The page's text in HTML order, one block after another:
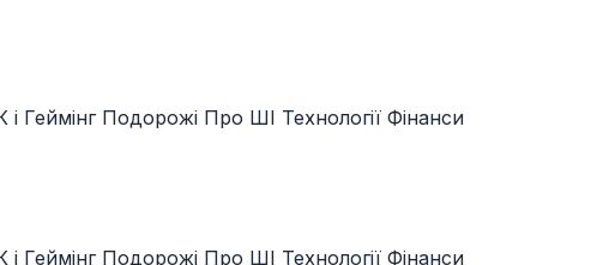
і Геймінг Подорожі Про ШІ Технології Фінанси
і Геймінг Подорожі Про ШІ Технології Фінанси